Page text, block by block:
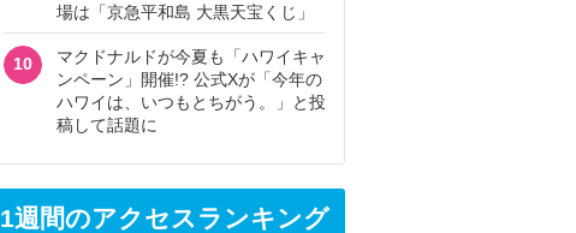
場は「京急平和島 大黒天宝くじ」
10
マクドナルドが今夏も「ハワイキャ
ンペーン」開催!? 公式Xが「今年の
ハワイは、いつもとちがう。」と投
稿して話題に
1週間のアクセスランキング